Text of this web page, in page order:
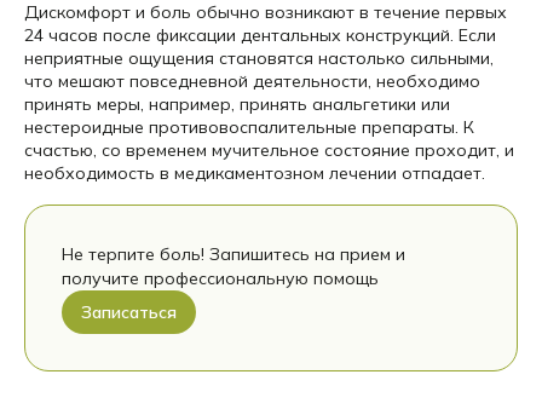
Дискомфорт и боль обычно возникают в течение первых
24 часов после фиксации дентальных конструкций. Если
неприятные ощущения становятся настолько сильными,
что мешают повседневной деятельности, необходимо
принять меры, например, принять анальгетики или
нестероидные противовоспалительные препараты. К
счастью, со временем мучительное состояние проходит, и
необходимость в медикаментозном лечении отпадает.
Не терпите боль! Запишитесь на прием и
получите профессиональную помощь
Записаться